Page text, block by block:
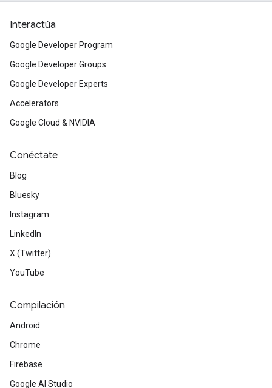
Interactúa
Google Developer Program
Google Developer Groups
Google Developer Experts
Accelerators
Google Cloud & NVIDIA
Conéctate
Blog
Bluesky
Instagram
LinkedIn
X (Twitter)
YouTube
Compilación
Android
Chrome
Firebase
Google AI Studio